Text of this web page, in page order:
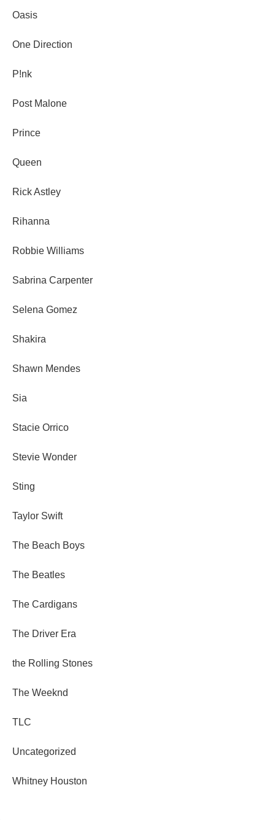
Oasis
One Direction
P!nk
Post Malone
Prince
Queen
Rick Astley
Rihanna
Robbie Williams
Sabrina Carpenter
Selena Gomez
Shakira
Shawn Mendes
Sia
Stacie Orrico
Stevie Wonder
Sting
Taylor Swift
The Beach Boys
The Beatles
The Cardigans
The Driver Era
the Rolling Stones
The Weeknd
TLC
Uncategorized
Whitney Houston